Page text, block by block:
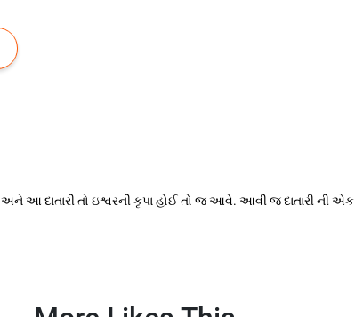
અને આ દાતારી તો ઇશ્વરની કૃપા હોઈ તો જ આવે. આવી જ દાતારી